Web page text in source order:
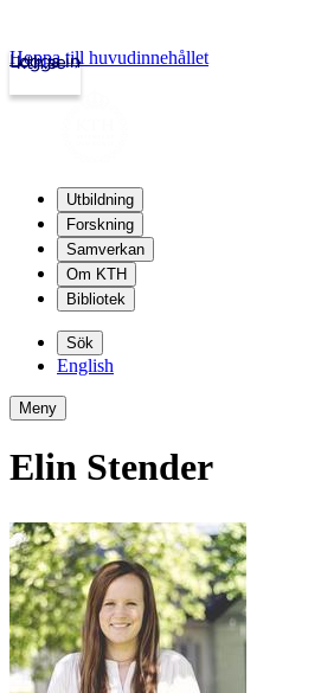
kth.se
Logga in
Hoppa till huvudinnehållet
Utbildning
Forskning
Samverkan
Om KTH
Bibliotek
Sök
English
Meny
Elin Stender